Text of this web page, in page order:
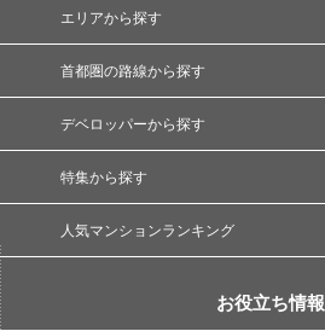
エリアから探す
首都圏の路線から探す
デベロッパーから探す
特集から探す
人気マンションランキング
お役立ち情報